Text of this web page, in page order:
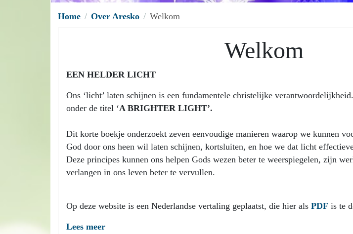
Home Over Aresko Welkom
Welkom
EEN HELDER LICHT
Ons ‘licht’ laten schijnen is een fundamentele christelijke
onder de titel ‘A BRIGHTER LIGHT’.
Dit korte boekje onderzoekt zeven eenvoudige manieren waarop we kunnen
God door ons heen wil laten schijnen, kortsluiten, en hoe we dat licht
Deze principes kunnen ons helpen Gods wezen beter te weerspiegelen, zijn
verlangen in ons leven beter te vervullen.
Op deze website is een Nederlandse vertaling geplaatst, die hier als PDF is te
Lees meer